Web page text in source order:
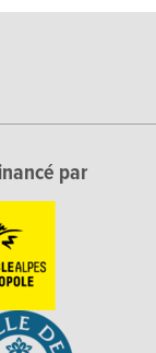
par